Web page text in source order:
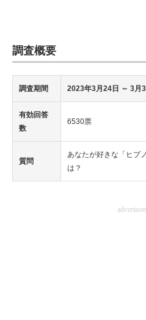
調査概要
調査期間 2023年3月24日 ～ 3月
有効回答
数
6530票
質問
あなたが好きな「ヒプ
は？